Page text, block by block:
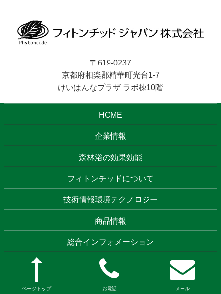
〒619-0237
京都府相楽郡精華町光台1-7
けいはんなプラザ ラボ棟10階
HOME
企業情報
森林浴の効果効能
フィトンチッドについて
技術情報環境テクノロジー
商品情報
総合インフォメーション
ページトップ お電話 メール